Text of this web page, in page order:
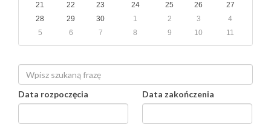
21
22 23 24 25 26
27
28
29 30 1 2 3
4
5
6 7 8 9 10 11
Data rozpoczęcia Data zakończenia